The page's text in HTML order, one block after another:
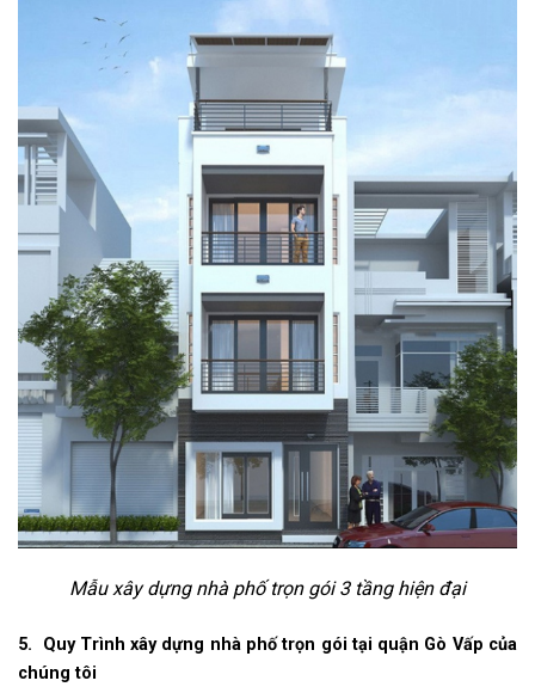
Mẫu xây dựng nhà phố trọn gói 3 tầng hiện đại
5. Quy Trình xây dựng nhà phố trọn gói tại quận Gò Vấp của
chúng tôi